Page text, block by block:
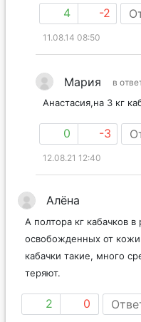
4 -2
11.08.14 08:50
Мария в
Анастасия,на 3 кг
0 -3
12.08.21 12:40
Алёна
А полтора кг кабачков
освобожденных от
кабачки такие, много
теряют.
2 0